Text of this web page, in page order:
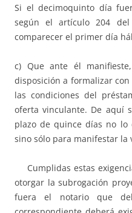
Si el decimoquinto día
según el artículo 204 del
comparecer el primer día
c) Que ante él
disposición a formalizar
las condiciones del
oferta vinculante. De
plazo de quince días no lo
sino sólo para manifestar la
Cumplidas estas
otorgar la subrogación
fuera el notario que